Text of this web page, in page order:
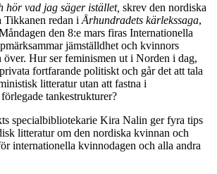
hör vad jag säger istället, skrev den nordiska
redan i Århundradets kärlekssaga,
den 8:e mars firas Internationella
jämställdhet och kvinnors
över. Hur ser feminismen ut i Norden i dag,
fortfarande politiskt och går det att tala
litteratur utan att fastna i
tankestrukturer?
specialbibliotekarie Kira Nalin ger fyra tips
litteratur om den nordiska kvinnan och
internationella kvinnodagen och alla andra